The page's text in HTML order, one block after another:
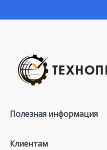
Полезная информация
Клиентам